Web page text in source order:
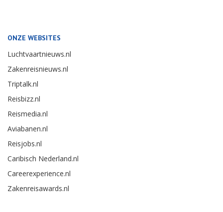
ONZE WEBSITES
Luchtvaartnieuws.nl
Zakenreisnieuws.nl
Triptalk.nl
Reisbizz.nl
Reismedia.nl
Aviabanen.nl
Reisjobs.nl
Caribisch Nederland.nl
Careerexperience.nl
Zakenreisawards.nl